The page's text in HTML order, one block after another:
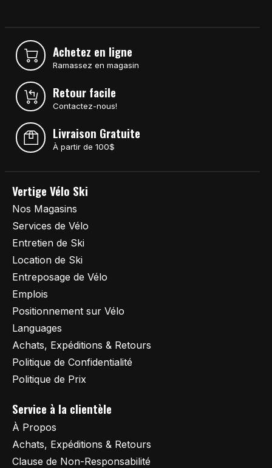
Achetez en ligne
Ramassez en magasin
Retour facile
Contactez-nous!
Livraison Gratuite
À partir de 100$
Vertige Vélo Ski
Nos Magasins
Services de Vélo
Entretien de Ski
Location de Ski
Entreposage de Vélo
Emplois
Positionnement sur Vélo
Languages
Achats, Expéditions & Retours
Politique de Confidentialité
Politique de Prix
Service à la clientèle
À Propos
Achats, Expéditions & Retours
Clause de Non-Responsabilité